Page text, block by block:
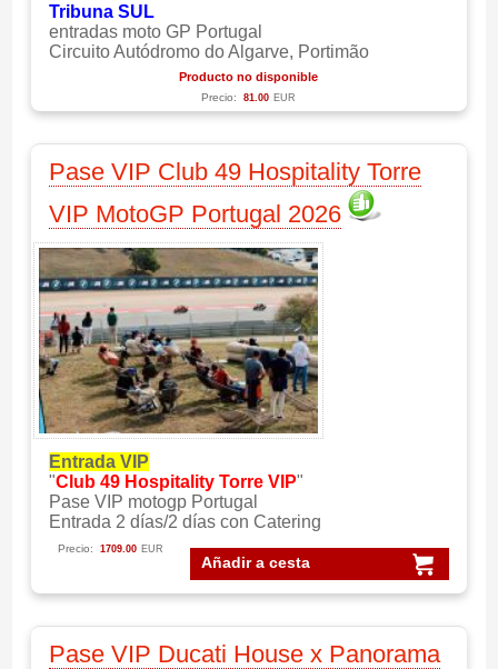
Tribuna SUL
entradas moto GP Portugal
Circuito Autódromo do Algarve, Portimão
Producto no disponible
Precio: 81.00 EUR
Pase VIP Club 49 Hospitality Torre
VIP MotoGP Portugal 2026
Entrada VIP
"Club 49 Hospitality Torre VIP"
Pase VIP motogp Portugal
Entrada 2 días/2 días con Catering
Añadir a cesta
Precio: 1709.00 EUR
Pase VIP Ducati House x Panorama